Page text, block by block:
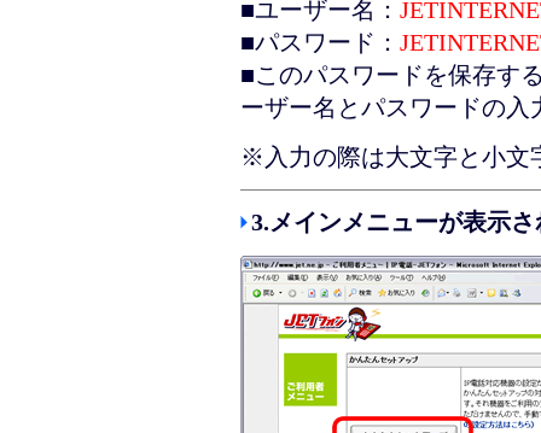
■ユーザー名：
■パスワード：
■このパスワードを保存す
ーザー名とパスワードの入
※入力の際は大文字と小文
3.メインメニューが表示